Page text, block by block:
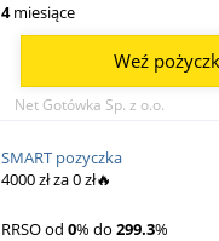
4miesiące
Net Gotówka Sp. z o.o.
Weź
SMART pozyczka
4000 zł za 0 zł🔥
RRSO od 0% do 299.3%